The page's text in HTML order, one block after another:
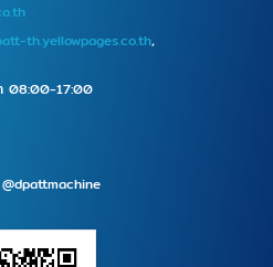
th.yellowpages.co.th,
า 08:00-17:00